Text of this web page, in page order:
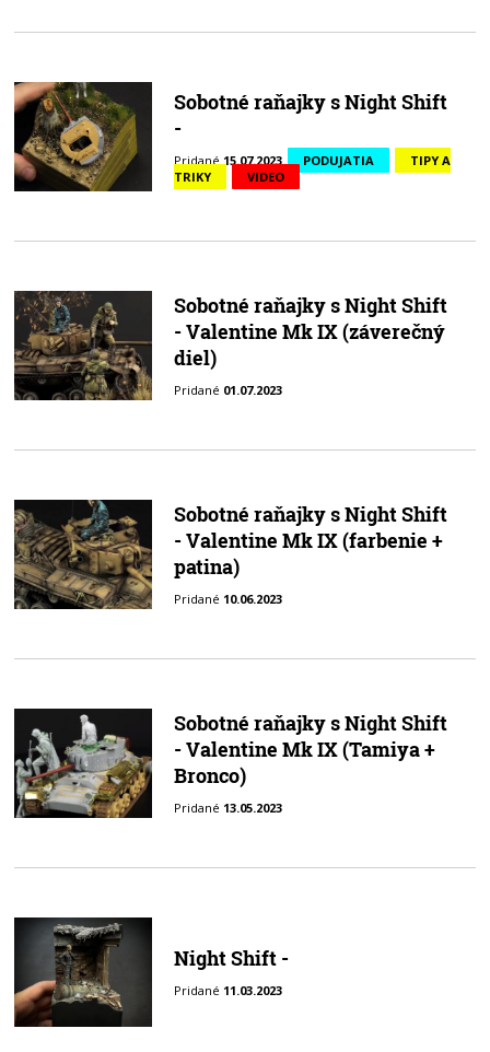
Sobotné raňajky s Night Shift
-
Pridané15.07.2023 PODUJATIA
TIPY A
TRIKY
VIDEO
Sobotné raňajky s Night Shift
- Valentine Mk IX (záverečný
diel)
Pridané 01.07.2023
Sobotné raňajky s Night Shift
- Valentine Mk IX (farbenie +
patina)
Pridané 10.06.2023
Sobotné raňajky s Night Shift
- Valentine Mk IX (Tamiya +
Bronco)
Pridané 13.05.2023
Night Shift -
Pridané 11.03.2023